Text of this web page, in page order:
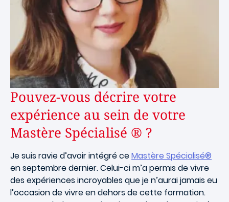
Pouvez-vous décrire votre
expérience au sein de votre
Mastère Spécialisé ® ?
Je suis ravie d’avoir intégré ceMastère Spécialisé®
en septembre dernier. Celui-ci m’a permis de vivre
des expériences incroyables que je n’aurai jamais eu
l’occasion de vivre en dehors de cette formation.